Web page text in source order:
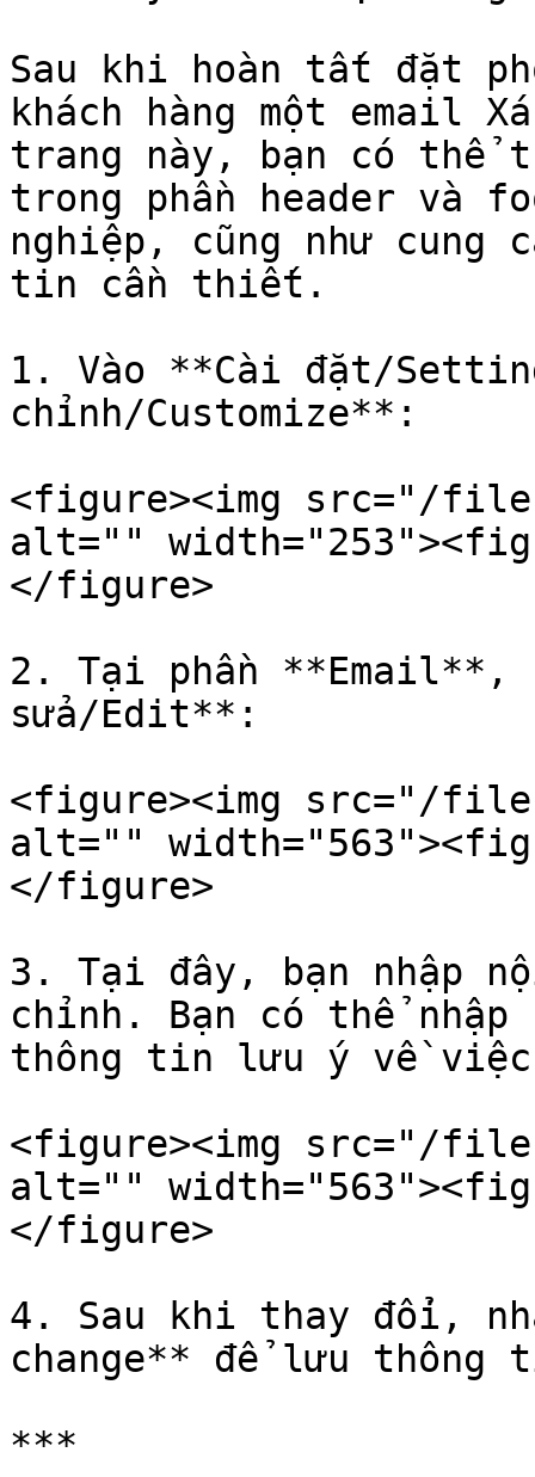
Sau khi hoàn tất đặt
khách hàng một email
trang này, bạn có thể
trong phần header và
nghiệp, cũng như cung
tin cần thiết.
1. Vào **Cài đặt/
chỉnh/Customize**:
<figure><img src="/
alt=""
</figure>
2. Tại phần **Email**,
sửa/Edit**:
<figure><img src="/files/
alt=""
</figure>
3. Tại đây, bạn nhập
chỉnh. Bạn có thể
thông tin lưu ý về việc
<figure><img src="/files/
alt=""
</figure>
4. Sau khi thay đổi,
change** để lưu thông
***